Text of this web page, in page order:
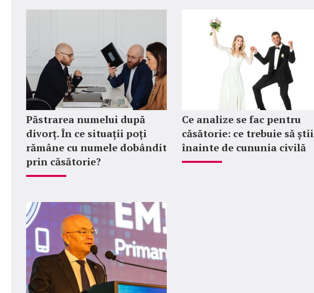
Păstrarea numelui după
divorț. În ce situații poți
rămâne cu numele dobândit
prin căsătorie?
Ce analize se fac pentru
căsătorie: ce trebuie să știi
înainte de cununia civilă